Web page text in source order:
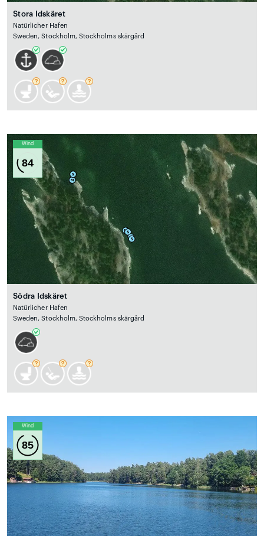
Stora Idskäret
Natürlicher Hafen
Sweden, Stockholm, Stockholms skärgård
Wind
84
Södra Idskäret
Natürlicher Hafen
Sweden, Stockholm, Stockholms skärgård
Wind
85